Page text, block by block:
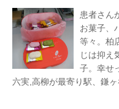
患者さん
お菓子、
等々。柏
じは抑え
子。幸せ
六実,高柳が最寄り駅、鎌